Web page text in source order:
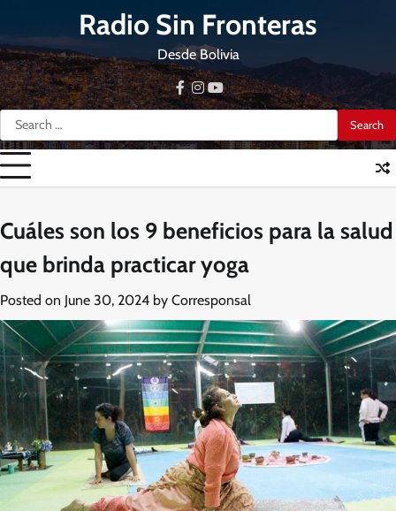
content
Radio Sin Fronteras
Desde Bolivia
Search
for:
facebook
instagram
youtube
Cuáles son los 9 beneficios para la salud
que brinda practicar yoga
Posted on June 30, 2024 by Corresponsal